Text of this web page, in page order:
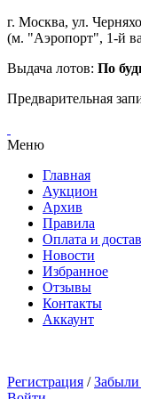
г. Москва, ул.
(м. "Аэропорт", 1-й
Выдача лотов: По
Предварительная
Меню
Главная
Аукцион
Архив
Правила
Оплата и
Новости
Избранное
Отзывы
Контакты
Аккаунт
Регистрация / Забыли